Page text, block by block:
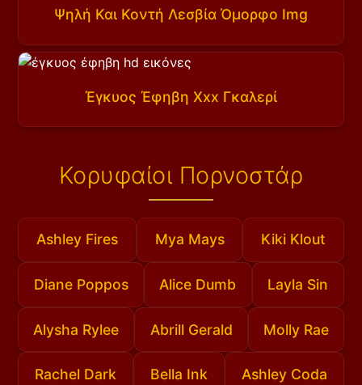
Ψηλή Και Κοντή Λεσβία Όμορφο Img
Έγκυος Έφηβη Xxx Γκαλερί
Κορυφαίοι Πορνοστάρ
Ashley Fires Mya Mays Kiki Klout
Diane Poppos Alice Dumb Layla Sin
Alysha Rylee Abrill Gerald Molly Rae
Rachel Dark Bella Ink Ashley Coda